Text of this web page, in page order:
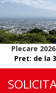
Plecare
Pret: de la